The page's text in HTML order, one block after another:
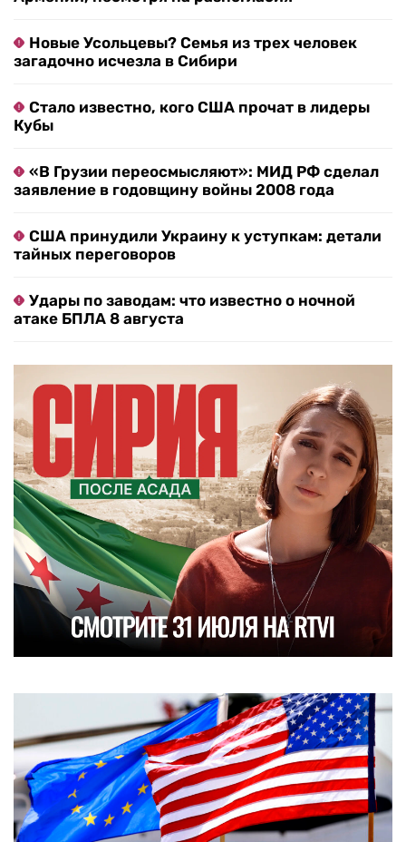
Новые Усольцевы? Семья из трех человек
загадочно исчезла в Сибири
Стало известно, кого США прочат в лидеры
Кубы
«В Грузии переосмысляют»: МИД РФ сделал
заявление в годовщину войны 2008 года
США принудили Украину к уступкам: детали
тайных переговоров
Удары по заводам: что известно о ночной
атаке БПЛА 8 августа